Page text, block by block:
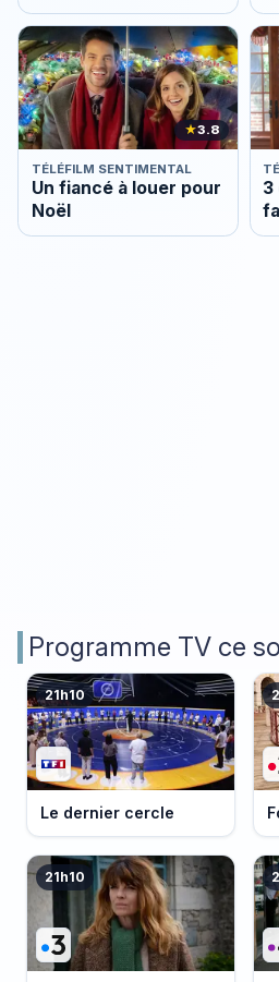
★3.8
TÉLÉFILM SENTIMENTAL
Un fiancé à louer pour
Noël
3
Programme TV ce
21h10
Le dernier cercle
21h10